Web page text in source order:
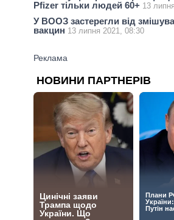
Pfizer тільки людей 60+ 13
У ВООЗ застерегли від
вакцин 13 липня 2021, 08:30